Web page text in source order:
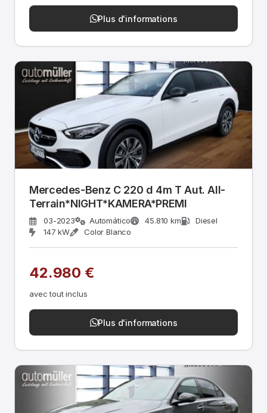
Plus d'informations
Mercedes-Benz C 220 d 4m T Aut. All-
Terrain*NIGHT*KAMERA*PREMI
03-2023 Automático 45.810 km
Diesel
147 kW
Color Blanco
42.980 €
avec tout inclus
Plus d'informations